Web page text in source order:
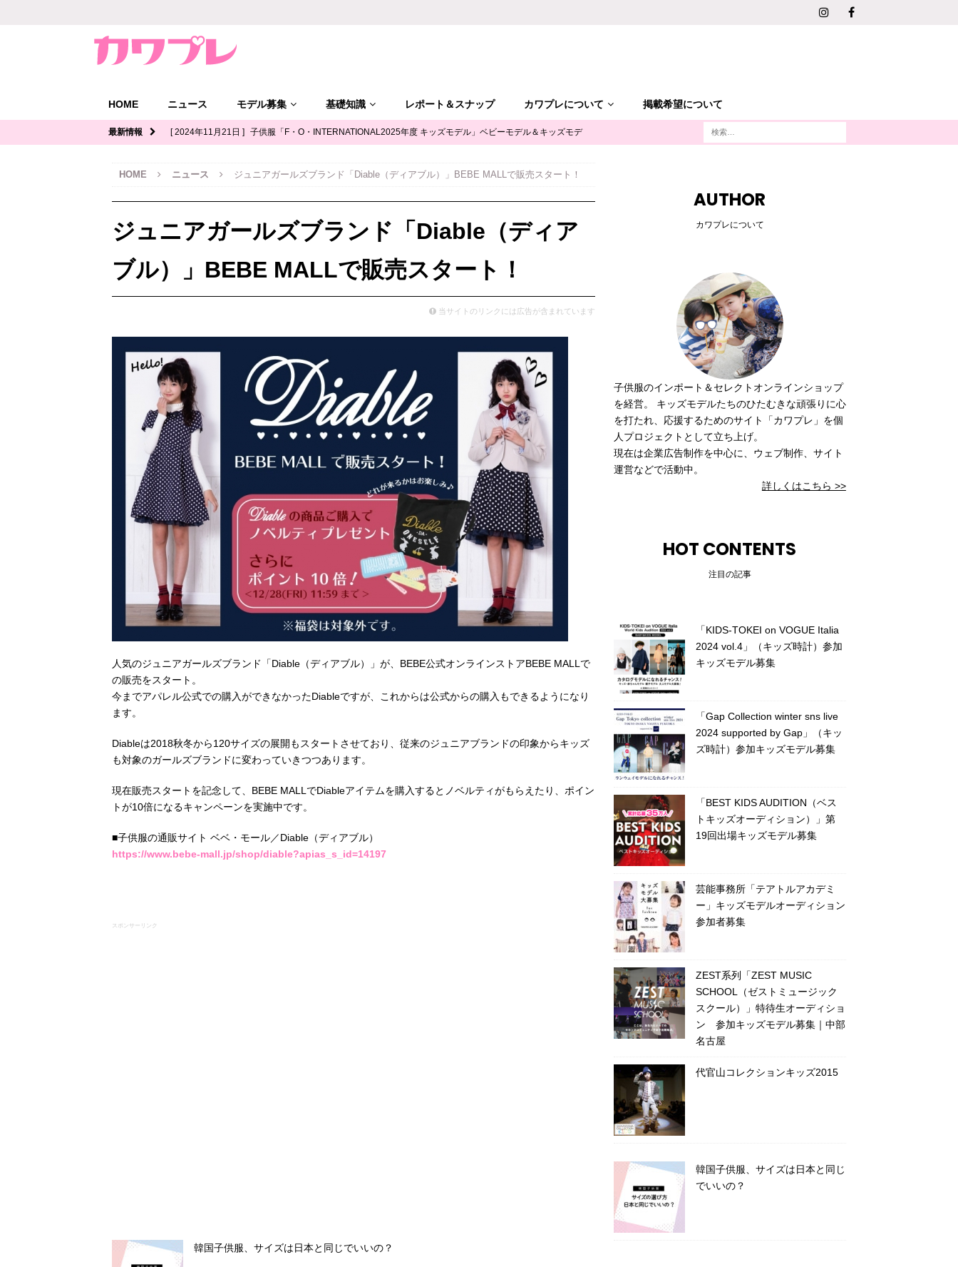
HOME ニュース モデル募集 基礎知識 レポート＆スナップ カワプレについて 掲載希望について
最新情報 [ 2024年11月21日 ] 子供服「F・O・INTERNATIONAL2025年度 キッズモデル」ベビーモデル＆キッズモデ
[ 2024年11月12日 ] ジュニアブランド「ALGY(アルジー)」公式サポータージュニアモデル募集 キッズモ
デル募集
[ 2024年11月11日 ] 写真館「YOUSmile（ユースマイル）」七五三キッズモデル募集｜兵庫 キッズモデ
[ 2024年11月8日 ] 「イオンモール多摩平の森」ファッションショー参加キッズモデル募集｜関東東京
HOME ニュース ジュニアガールズブランド「Diable（ディアブル）」BEBE MALLで販売スタート！
ジュニアガールズブランド「Diable（ディア
ブル）」BEBE MALLで販売スタート！
当サイトのリンクには広告が含まれています
人気のジュニアガールズブランド「Diable（ディアブル）」が、BEBE公式オンラインストアBEBE MALLで
の販売をスタート。
今までアパレル公式での購入ができなかったDiableですが、これからは公式からの購入もできるようになり
ます。
Diableは2018秋冬から120サイズの展開もスタートさせており、従来のジュニアブランドの印象からキッズ
も対象のガールズブランドに変わっていきつつあります。
現在販売スタートを記念して、BEBE MALLでDiableアイテムを購入するとノベルティがもらえたり、ポイン
トが10倍になるキャンペーンを実施中です。
■子供服の通販サイト ベベ・モール／Diable（ディアブル）
https://www.bebe-mall.jp/shop/diable?apias_s_id=14197
スポンサーリンク
韓国子供服、サイズは日本と同じでいいの？
AUTHOR
カワプレについて
子供服のインポート＆セレクトオンラインショップ
を経営。 キッズモデルたちのひたむきな頑張りに心
を打たれ、応援するためのサイト「カワプレ」を個
人プロジェクトとして立ち上げ。
現在は企業広告制作を中心に、ウェブ制作、サイト
運営などで活動中。
詳しくはこちら >>
HOT CONTENTS
注目の記事
「KIDS-TOKEI on VOGUE Italia
2024 vol.4」（キッズ時計）参加
キッズモデル募集
「Gap Collection winter sns live
2024 supported by Gap」（キッ
ズ時計）参加キッズモデル募集
「BEST KIDS AUDITION（ベス
トキッズオーディション）」第
19回出場キッズモデル募集
芸能事務所「テアトルアカデミ
ー」キッズモデルオーディション
参加者募集
ZEST系列「ZEST MUSIC
SCHOOL（ゼストミュージック
スクール）」特待生オーディショ
ン 参加キッズモデル募集｜中部
名古屋
代官山コレクションキッズ2015
韓国子供服、サイズは日本と同じ
でいいの？